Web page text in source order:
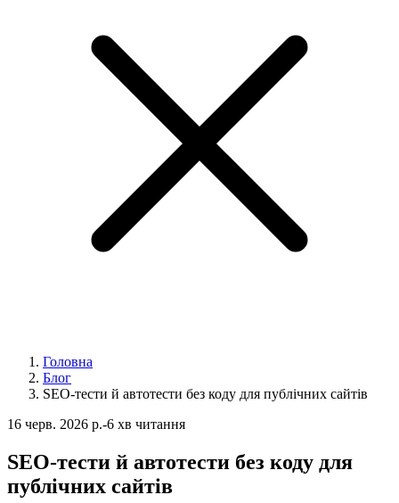
Головна
Блог
SEO-тести й автотести без коду для публічних сайтів
16 черв. 2026 р.-6 хв читання
SEO-тести й автотести без коду для
публічних сайтів